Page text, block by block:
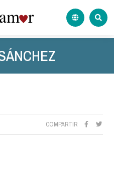
COMPARTIR